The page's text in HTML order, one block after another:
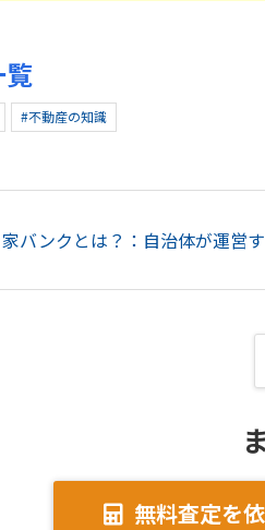
#不動産の知識
無料査定を